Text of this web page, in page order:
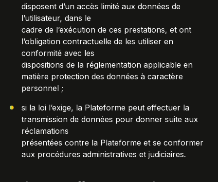
disposent d’un accès limité aux données de
l’utilisateur, dans le
cadre de l’exécution de ces prestations, et ont
l’obligation contractuelle de les utiliser en
conformité avec les
dispositions de la réglementation applicable en
matière protection des données à caractère
personnel ;
si la loi l’exige, la Plateforme peut effectuer la
transmission de données pour donner suite aux
réclamations
présentées contre la Plateforme et se conformer
aux procédures administratives et judiciaires.